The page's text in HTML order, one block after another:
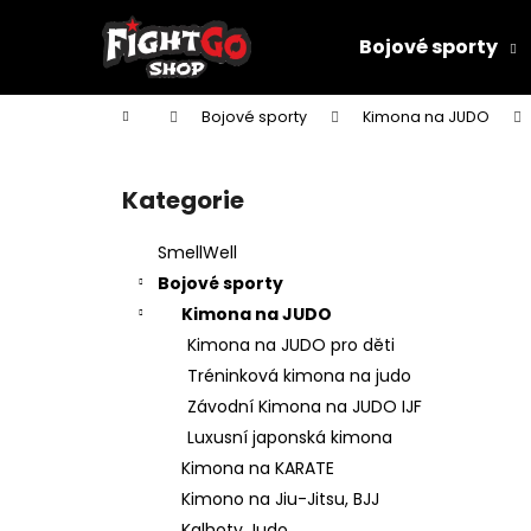
Bojové sporty
Domů Bojové sporty Kimona na JUDO
Přeskočit
kategorie
Kategorie
SmellWell
Bojové sporty
Kimona na JUDO
Kimona na JUDO pro děti
Tréninková kimona na judo
Závodní Kimona na JUDO IJF
Luxusní japonská kimona
Kimona na KARATE
Kimono na Jiu-Jitsu, BJJ
í
Zpět
do
Zpět
do
DĚTSKÉ KIMONO NA JUDO MIFUNE